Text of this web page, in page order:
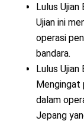
Lulus Ujian
Ujian ini
operasi
bandara.
Lulus Ujian
Mengingat
dalam
Jepang